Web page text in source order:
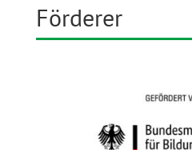
Förderer